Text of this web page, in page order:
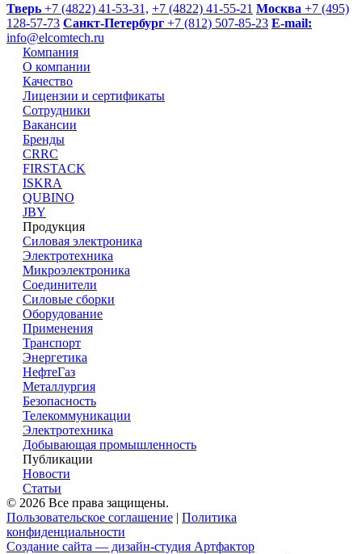
Тверь +7 (4822) 41-53-31, +7 (4822) 41-55-21 Москва +7 (495)
128-57-73 Санкт-Петербург +7 (812) 507-85-23 E-mail:
info@elcomtech.ru
Компания
О компании
Качество
Лицензии и сертификаты
Сотрудники
Вакансии
Бренды
CRRC
FIRSTACK
ISKRA
QUBINO
JBY
Продукция
Силовая электроника
Электротехника
Микроэлектроника
Cоединители
Силовые сборки
Оборудование
Применения
Транспорт
Энергетика
НефтеГаз
Металлургия
Безопасность
Телекоммуникации
Электротехника
Добывающая промышленность
Публикации
Новости
Статьи
© 2026 Все права защищены.
Пользовательское соглашение | Политика
конфиденциальности
Создание сайта — дизайн-студия Артфактор